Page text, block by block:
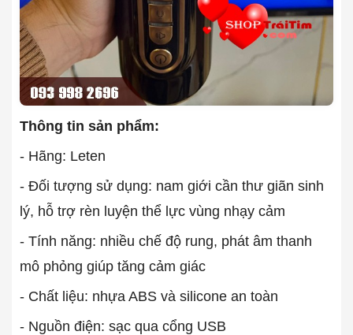
Thông tin sản phẩm:
- Hãng: Leten
- Đối tượng sử dụng: nam giới cần thư giãn sinh
lý, hỗ trợ rèn luyện thể lực vùng nhạy cảm
- Tính năng: nhiều chế độ rung, phát âm thanh
mô phỏng giúp tăng cảm giác
- Chất liệu: nhựa ABS và silicone an toàn
- Nguồn điện: sạc qua cổng USB